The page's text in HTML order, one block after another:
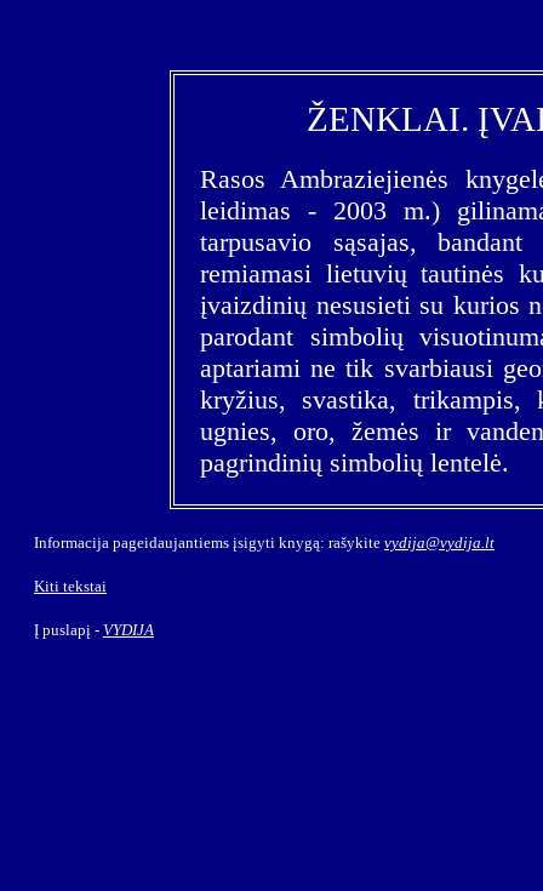
ŽENKLAI.
Rasos Ambraziejienės
leidimas - 2003 m.)
tarpusavio sąsajas,
remiamasi lietuvių tautinės
įvaizdinių nesusieti su kurios
parodant simbolių
aptariami ne tik svarbiausi
kryžius, svastika,
ugnies, oro, žemės ir
pagrindinių simbolių lentelė.
Informacija pageidaujantiems įsigyti knygą: rašykite vydija@vydija.lt
Kiti tekstai
Į puslapį - VYDIJA